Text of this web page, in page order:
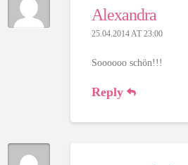
Alexandra
25.04.2014 AT 23:00
Soooooo schön!!!
Reply